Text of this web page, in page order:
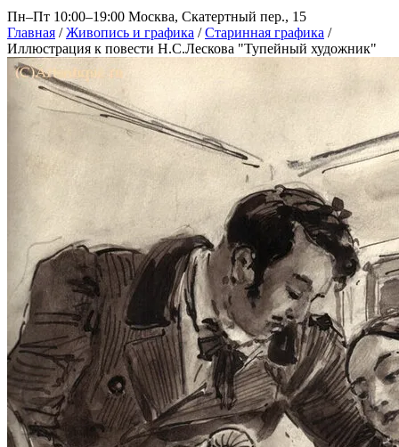
Пн–Пт 10:00–19:00 Москва, Скатертный пер., 15
Главная / Живопись и графика / Старинная графика /
Иллюстрация к повести Н.С.Лескова "Тупейный художник"